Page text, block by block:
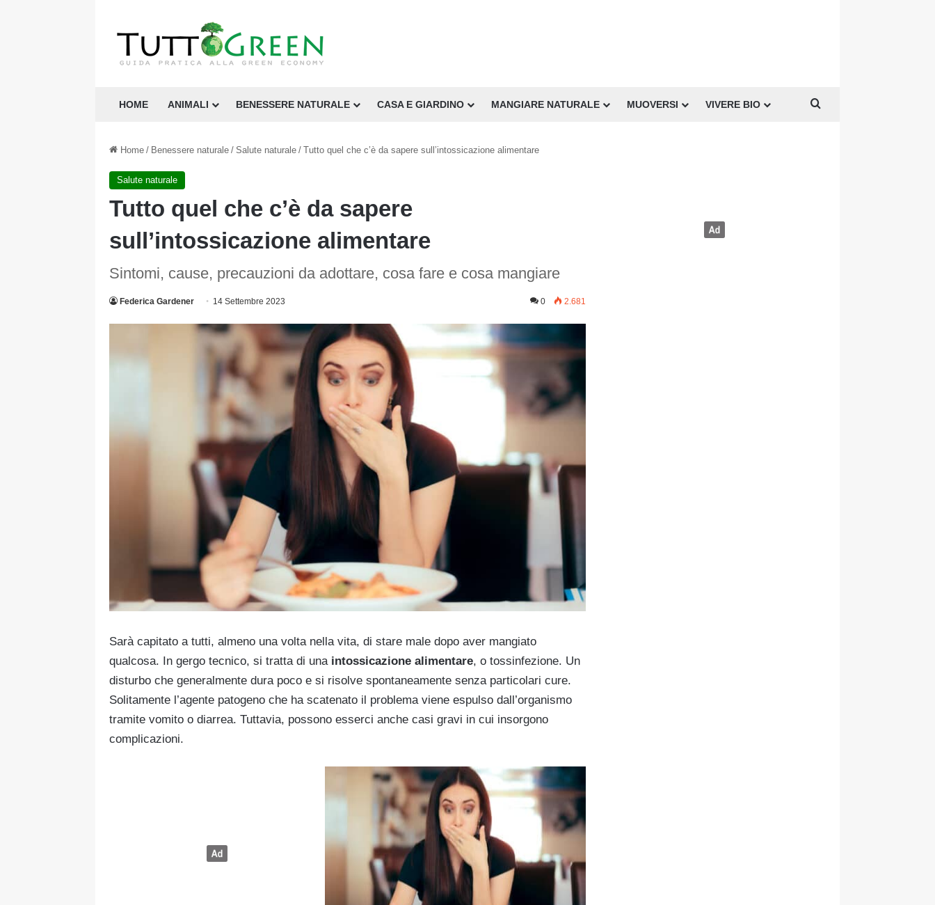
HOME ANIMALI BENESSERE NATURALE CASA E GIARDINO MANGIARE NATURALE MUOVERSI VIVERE BIO
Home / Benessere naturale / Salute naturale / Tutto quel che c’è da sapere sull’intossicazione alimentare
Salute naturale
Tutto quel che c’è da sapere
sull’intossicazione alimentare
Sintomi, cause, precauzioni da adottare, cosa fare e cosa mangiare
Federica Gardener 14 Settembre 2023 0 2.681
Sarà capitato a tutti, almeno una volta nella vita, di stare male dopo aver mangiato
qualcosa. In gergo tecnico, si tratta di una intossicazione alimentare, o tossinfezione. Un
disturbo che generalmente dura poco e si risolve spontaneamente senza particolari cure.
Solitamente l’agente patogeno che ha scatenato il problema viene espulso dall’organismo
tramite vomito o diarrea. Tuttavia, possono esserci anche casi gravi in cui insorgono
complicazioni.